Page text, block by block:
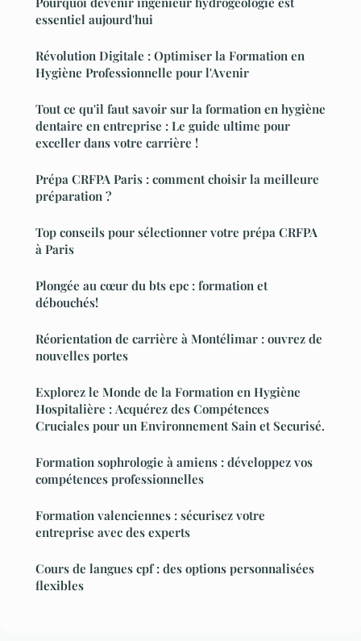
essentiel aujourd'hui
Révolution Digitale : Optimiser la Formation en
Hygiène Professionnelle pour l'Avenir
Tout ce qu'il faut savoir sur la formation en hygiène
dentaire en entreprise : Le guide ultime pour
exceller dans votre carrière !
Prépa CRFPA Paris : comment choisir la meilleure
préparation ?
Top conseils pour sélectionner votre prépa CRFPA
à Paris
Plongée au cœur du bts epc : formation et
débouchés!
Réorientation de carrière à Montélimar : ouvrez de
nouvelles portes
Explorez le Monde de la Formation en Hygiène
Hospitalière : Acquérez des Compétences
Cruciales pour un Environnement Sain et Securisé.
Formation sophrologie à amiens : développez vos
compétences professionnelles
Formation valenciennes : sécurisez votre
entreprise avec des experts
Cours de langues cpf : des options personnalisées
flexibles